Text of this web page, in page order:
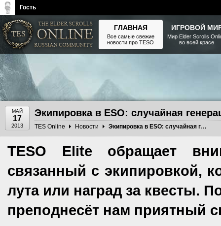
МАЙ
17
2013
Экипировка в ESO: случайная
TES Online Новости Экипировка в ESO: случайная генерация характеристик
TESO Elite обращает
связанный с экипировкой,
лута или наград за квесты.
преподнесёт нам приятный
The Elder Scrolls, Fallout,
Bethesda Softworks - статьи,
новости, дополнения
ГЛАВНАЯ
Все самые свежие
новости про TESO
ИГРОВОЙ
Мир Elder Scrolls
во всей красе
Гость